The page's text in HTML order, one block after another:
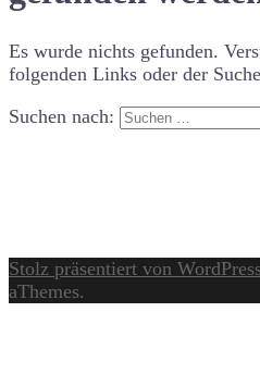
Es wurde nichts gefunden.
folgenden Links oder der
Suchen nach:
Stolz präsentiert von WordPress
aThemes.